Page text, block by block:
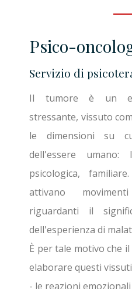
Psico-
Servizio di
Il tumore è un
stressante, vissuto
le dimensioni su
dell'essere umano:
psicologica,
attivano
riguardanti il
dell'esperienza di
È per tale motivo che
elaborare questi
- le reazioni